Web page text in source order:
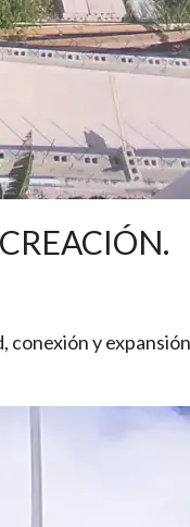
y